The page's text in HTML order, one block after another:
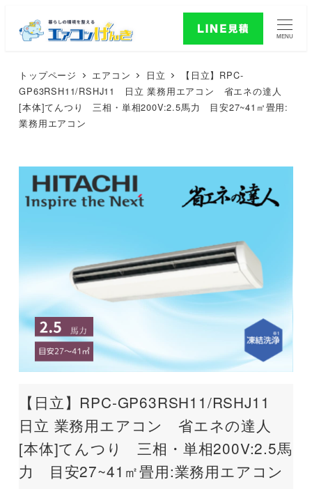
MENU
トップページ エアコン 日立
【日立】RPC-
GP63RSH11/RSHJ11 日立 業務用エアコン 省エネの達人
[本体]てんつり 三相・単相200V:2.5馬力 目安27~41㎡畳用:
業務用エアコン
【日立】RPC-GP63RSH11/RSHJ11
日立 業務用エアコン 省エネの達人
[本体]てんつり 三相・単相200V:2.5馬
力 目安27~41㎡畳用:業務用エアコン